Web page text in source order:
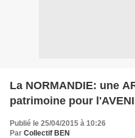
La NORMANDIE: une
patrimoine pour
Publié le 25/04/2015 à 10:26
Par Collectif BEN